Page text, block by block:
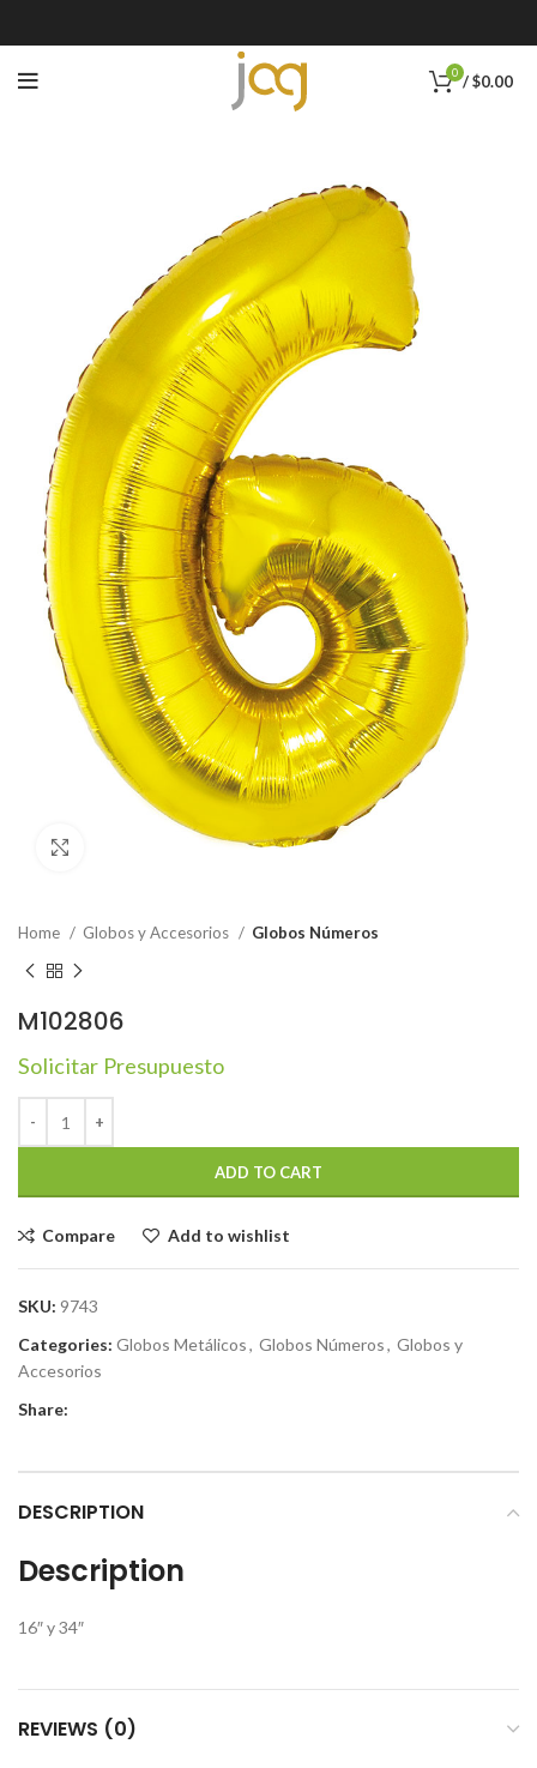
0 /$0.00
Home Globos y Accesorios Globos Números
M102806
Solicitar Presupuesto
ADD TO CART
Compare Add to wishlist
SKU: 9743
Categories: Globos Metálicos, Globos Números, Globos y
Accesorios
Share:
DESCRIPTION
Description
16″ y 34″
REVIEWS (0)